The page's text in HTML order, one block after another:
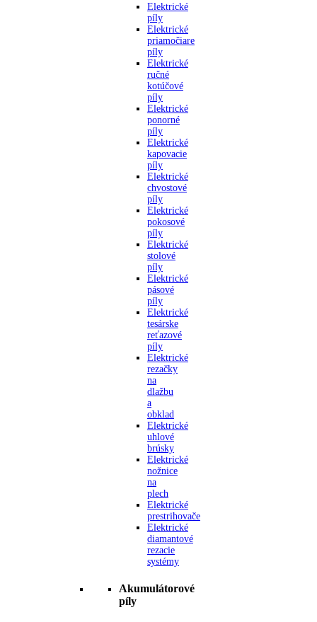
Elektrické
píly
Elektrické
priamočiare
píly
Elektrické
ručné
kotúčové
píly
Elektrické
ponorné
píly
Elektrické
kapovacie
píly
Elektrické
chvostové
píly
Elektrické
pokosové
píly
Elektrické
stolové
píly
Elektrické
pásové
píly
Elektrické
tesárske
reťazové
píly
Elektrické
rezačky
na
dlažbu
a
obklad
Elektrické
uhlové
brúsky
Elektrické
nožnice
na
plech
Elektrické
prestrihovače
Elektrické
diamantové
rezacie
systémy
Akumulátorové
píly